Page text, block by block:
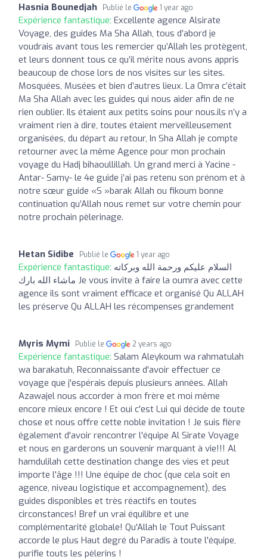
Hasnia Bounedjah Publié le 1 year ago
Expérience fantastique: Excellente agence Alsirate
Voyage, des guides Ma Sha Allah, tous d’abord je
voudrais avant tous les remercier qu’Allah les protègent,
et leurs donnent tous ce qu’il mérite nous avons appris
beaucoup de chose lors de nos visites sur les sites.
Mosquées, Musées et bien d’autres lieux. La Omra c’était
Ma Sha Allah avec les guides qui nous aider afin de ne
rien oublier. Ils étaient aux petits soins pour nous.ils n’y a
vraiment rien à dire, toutes étaient merveilleusement
organisées, du départ au retour, In Sha Allah je compte
retourner avec la même Agence pour mon prochain
voyage du Hadj bihaoullillah. Un grand merci à Yacine -
Antar- Samy- le 4e guide j’ai pas retenu son prénom et à
notre sœur guide «S »barak Allah ou fikoum bonne
continuation qu’Allah nous remet sur votre chemin pour
notre prochain pèlerinage.
Hetan Sidibe Publié le 1 year ago
Expérience fantastique: السلام عليكم ورحمة الله وبركاته
ماشاء الله بارك Je vous invite à faire la oumra avec cette
agence ils sont vraiment efficace et organisé Qu ALLAH
les préserve Qu ALLAH les récompenses grandement
Myris Mymi Publié le 2 years ago
Expérience fantastique: Salam Aleykoum wa rahmatulah
wa barakatuh, Reconnaissante d'avoir effectuer ce
voyage que j'espérais depuis plusieurs années. Allah
Azawajel nous accorder à mon frère et moi même
encore mieux encore ! Et oui c'est Lui qui décide de toute
chose et nous offre cette noble invitation ! Je suis fière
également d'avoir rencontrer l'équipe Al Sirate Voyage
et nous en garderons un souvenir marquant à vie!!! Al
hamdulilah cette destination change des vies et peut
importe l'âge !!! Une équipe de choc (que cela soit en
agence, niveau logistique et accompagnement), des
guides disponibles et très réactifs en toutes
circonstances! Bref un vrai équilibre et une
complémentarité globale! Qu'Allah le Tout Puissant
accorde le plus Haut degré du Paradis à toute l'équipe,
purifie touts les pèlerins !